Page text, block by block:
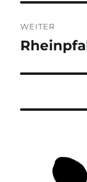
WEITER
Nächster